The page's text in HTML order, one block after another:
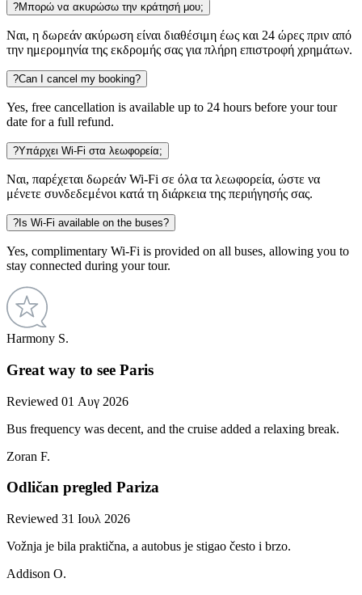
?Μπορώ να ακυρώσω την κράτησή μου;
Ναι, η δωρεάν ακύρωση είναι διαθέσιμη έως και 24 ώρες πριν από
την ημερομηνία της εκδρομής σας για πλήρη επιστροφή χρημάτων.
?Can I cancel my booking?
Yes, free cancellation is available up to 24 hours before your tour
date for a full refund.
?Υπάρχει Wi‑Fi στα λεωφορεία;
Ναι, παρέχεται δωρεάν Wi‑Fi σε όλα τα λεωφορεία, ώστε να
μένετε συνδεδεμένοι κατά τη διάρκεια της περιήγησής σας.
? Is Wi-Fi available on the buses?
Yes, complimentary Wi-Fi is provided on all buses, allowing you to
stay connected during your tour.
Harmony S.
Great way to see Paris
Reviewed 01 Αυγ 2026
Bus frequency was decent, and the cruise added a relaxing break.
Zoran F.
Odličan pregled Pariza
Reviewed 31 Ιουλ 2026
Vožnja je bila praktična, a autobus je stigao često i brzo.
Addison O.